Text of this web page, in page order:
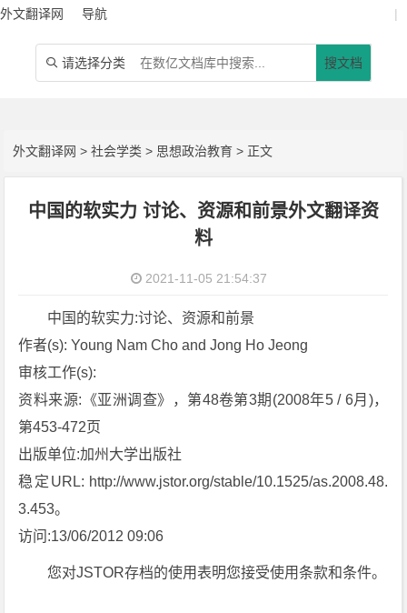
外文翻译网 导航 |
 请选择分类 搜文档
外文翻译网 >社会学类 > 思想政治教育 > 正文
中国的软实力 讨论、资源和前景外文翻译资
料
2021-11-05 21:54:37
中国的软实力:讨论、资源和前景
作者(s): Young Nam Cho and Jong Ho Jeong
审核工作(s):
资料来源:《亚洲调查》，第48卷第3期(2008年5 / 6月)，
第453-472页
出版单位:加州大学出版社
稳定URL: http://www.jstor.org/stable/10.1525/as.2008.48.
3.453。
访问:13/06/2012 09:06
您对JSTOR存档的使用表明您接受使用条款和条件。